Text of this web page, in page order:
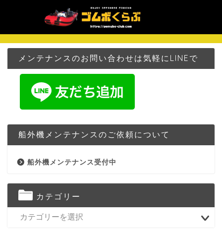
メンテナンスのお問い合わせは気軽にLINEで
船外機メンテナンスのご依頼について
船外機メンテナンス受付中
カテゴリー